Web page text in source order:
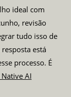
ideal com
revisão
tudo isso de
está
processo. É
AI